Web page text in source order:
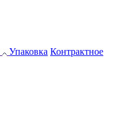
Упаковка Контрактное